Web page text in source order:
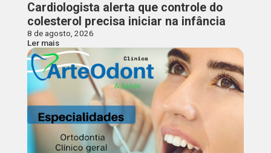
Cardiologista alerta que controle do
colesterol precisa iniciar na infância
8 de agosto, 2026
Ler mais